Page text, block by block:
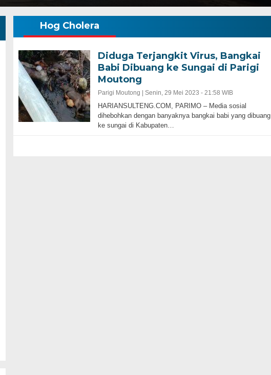
Hog Cholera
Diduga Terjangkit Virus, Bangkai
Babi Dibuang ke Sungai di Parigi
Moutong
Parigi Moutong | Senin, 29 Mei 2023 - 21:58 WIB
HARIANSULTENG.COM, PARIMO – Media sosial
dihebohkan dengan banyaknya bangkai babi yang dibuang
ke sungai di Kabupaten…